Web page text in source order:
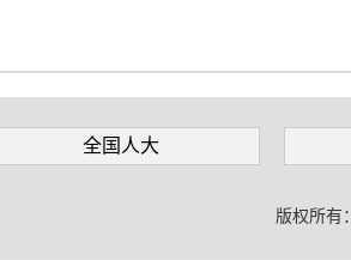
全国人大
版权所